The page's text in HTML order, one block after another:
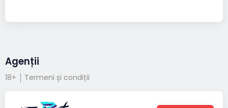
Agenții
18+ Termeni și condiții